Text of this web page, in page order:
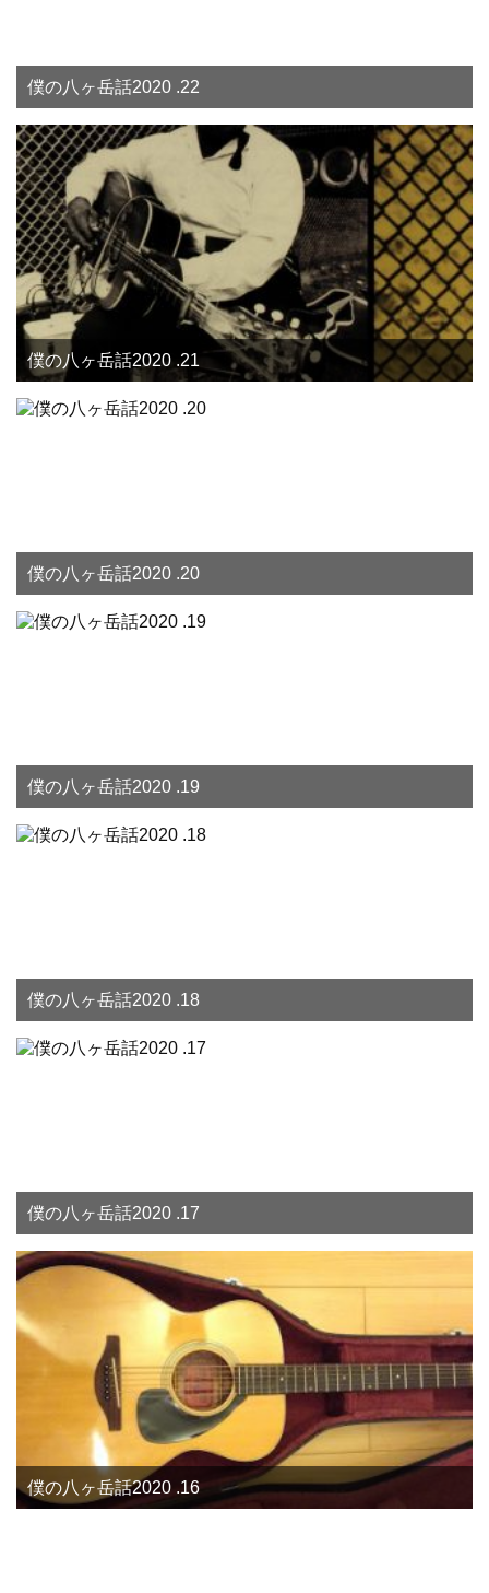
僕の八ヶ岳話2020 .22
僕の八ヶ岳話2020 .21
僕の八ヶ岳話2020 .20
僕の八ヶ岳話2020 .19
僕の八ヶ岳話2020 .18
僕の八ヶ岳話2020 .17
僕の八ヶ岳話2020 .16